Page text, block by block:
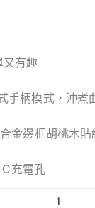
有趣
手柄模式，沖煮
金邊框胡桃木貼
充電孔